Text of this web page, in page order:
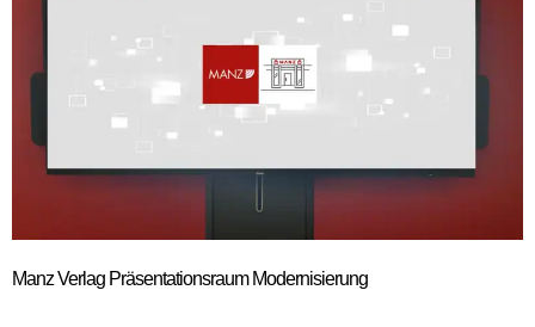
Manz Verlag Präsentationsraum Modernisierung